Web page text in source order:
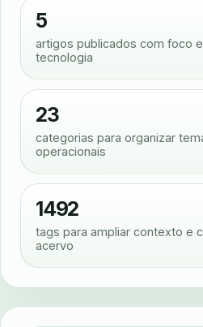
5
artigos publicados com foco
tecnologia
23
categorias para organizar
operacionais
1492
tags para ampliar contexto e
acervo